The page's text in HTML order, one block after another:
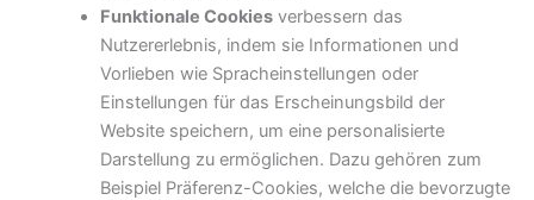
Funktionale Cookiesverbessern das
Nutzererlebnis, indem sie Informationen und
Vorlieben wie Spracheinstellungen oder
Einstellungen für das Erscheinungsbild der
Website speichern, um eine personalisierte
Darstellung zu ermöglichen. Dazu gehören zum
Beispiel Präferenz-Cookies, welche die bevorzugte